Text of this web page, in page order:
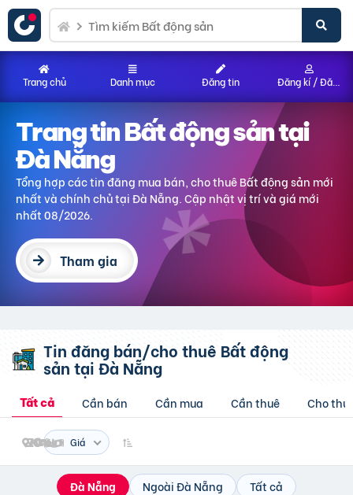
Trang tin Bất động sảntại
Đà Nẵng
Tổng hợp các tin đăng mua bán, cho thuê Bất động sản mới
nhất và chính chủtại Đà Nẵng . Cập nhật vị trí và giá mới
nhất 08/2026.
Tham gia
Tin đăng bán/cho thuê Bất động
sản tại Đà Nẵng
Tất cả Cần bán Cần mua Cần thuê Cho
Giá
Đà Nẵng Ngoài Đà Nẵng Tất cả
Trang chủ Danh mục Đăng tin